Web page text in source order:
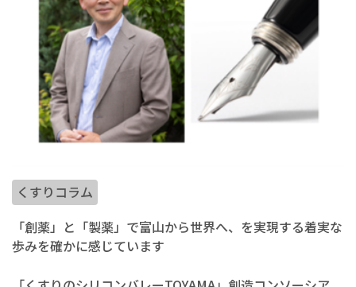
くすりコラム
「創薬」と「製薬」で富山から世界へ、を実現する着実な
歩みを確かに感じています